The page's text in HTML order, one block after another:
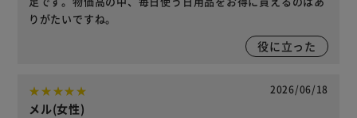
りがたいですね。
役に立った
2026/06/18
メル(女性)